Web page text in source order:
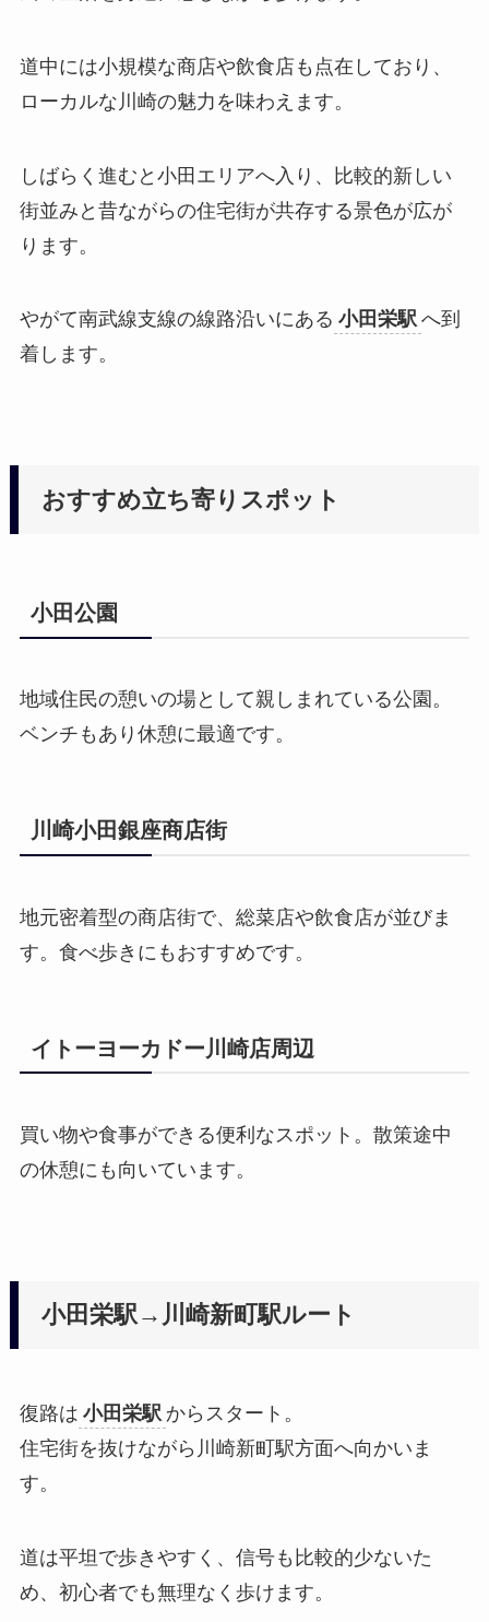
道中には小規模な商店や飲食店も点在しており、
ローカルな川崎の魅力を味わえます。
しばらく進むと小田エリアへ入り、比較的新しい
街並みと昔ながらの住宅街が共存する景色が広が
ります。
やがて南武線支線の線路沿いにある 小田栄駅 へ到
着します。
おすすめ立ち寄りスポット
小田公園
地域住民の憩いの場として親しまれている公園。
ベンチもあり休憩に最適です。
川崎小田銀座商店街
地元密着型の商店街で、総菜店や飲食店が並びま
す。食べ歩きにもおすすめです。
イトーヨーカドー川崎店周辺
買い物や食事ができる便利なスポット。散策途中
の休憩にも向いています。
小田栄駅→川崎新町駅ルート
復路は 小田栄駅 からスタート。
住宅街を抜けながら川崎新町駅方面へ向かいま
す。
道は平坦で歩きやすく、信号も比較的少ないた
め、初心者でも無理なく歩けます。